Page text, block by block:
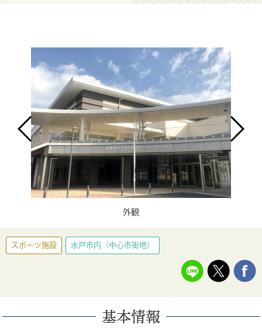
外観
スポーツ施設 水戸市内（中心市街地）
基本情報